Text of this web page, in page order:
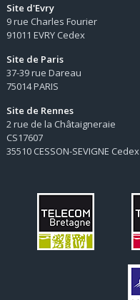
Site d'Evry
9 rue Charles Fourier
91011 EVRY Cedex
Site de Paris
37-39 rue Dareau
75014 PARIS
Site de Rennes
2 rue de la Châtaigneraie
CS17607
35510 CESSON-SEVIGNE Cedex